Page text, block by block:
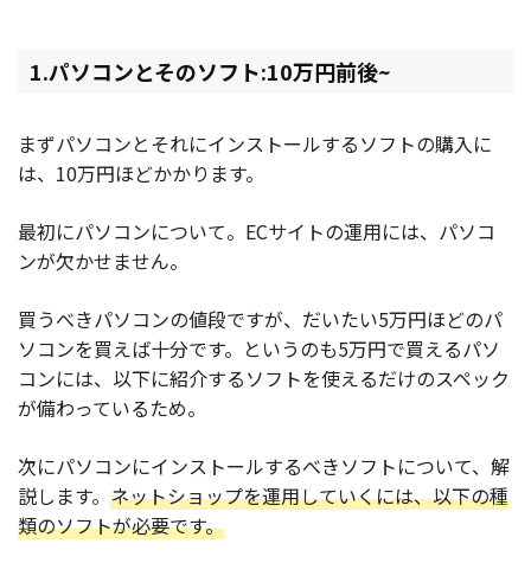
1.パソコンとそのソフト:10万円前後~
まずパソコンとそれにインストールするソフトの購入に
は、10万円ほどかかります。
最初にパソコンについて。ECサイトの運用には、パソコ
ンが欠かせません。
買うべきパソコンの値段ですが、だいたい5万円ほどのパ
ソコンを買えば十分です。というのも5万円で買えるパソ
コンには、以下に紹介するソフトを使えるだけのスペック
が備わっているため。
次にパソコンにインストールするべきソフトについて、解
説します。 ネットショップを運用していくには、以下の種
類のソフトが必要です。